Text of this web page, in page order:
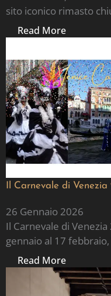
sito iconico rimasto
Read More
Il Carnevale di
26 Gennaio 2026
Il Carnevale di
gennaio al 17
Read More